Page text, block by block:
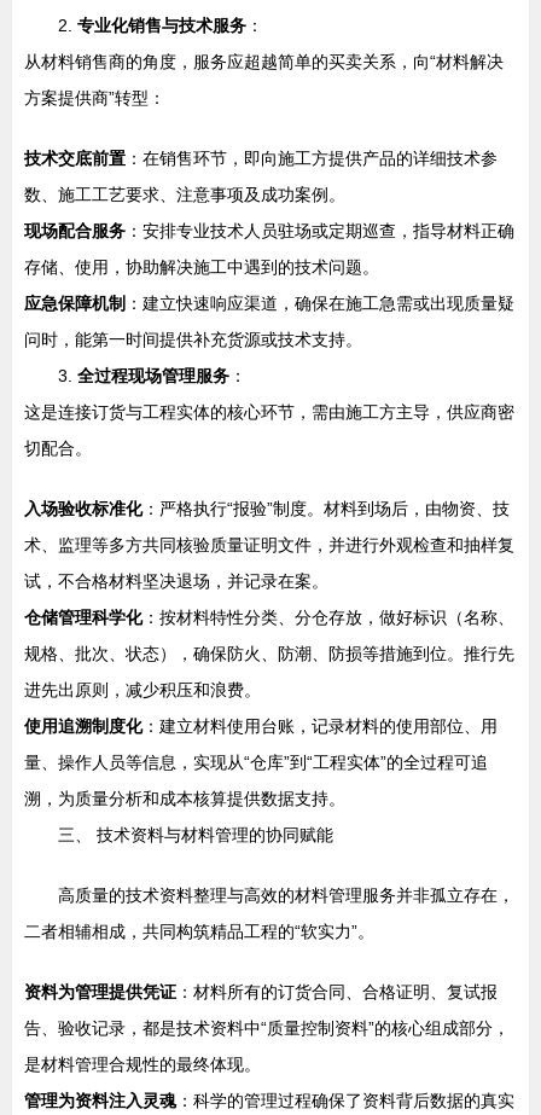
2. 专业化销售与技术服务 ：
从材料销售商的角度，服务应超越简单的买卖关系，向“材料解决
方案提供商”转型：
技术交底前置 ：在销售环节，即向施工方提供产品的详细技术参
数、施工工艺要求、注意事项及成功案例。
现场配合服务 ：安排专业技术人员驻场或定期巡查，指导材料正确
存储、使用，协助解决施工中遇到的技术问题。
应急保障机制 ：建立快速响应渠道，确保在施工急需或出现质量疑
问时，能第一时间提供补充货源或技术支持。
3. 全过程现场管理服务 ：
这是连接订货与工程实体的核心环节，需由施工方主导，供应商密
切配合。
入场验收标准化：严格执行“报验”制度。材料到场后，由物资、技
术、监理等多方共同核验质量证明文件，并进行外观检查和抽样复
试，不合格材料坚决退场，并记录在案。
仓储管理科学化：按材料特性分类、分仓存放，做好标识（名称、
规格、批次、状态），确保防火、防潮、防损等措施到位。推行先
进先出原则，减少积压和浪费。
使用追溯制度化：建立材料使用台账，记录材料的使用部位、用
量、操作人员等信息，实现从“仓库”到“工程实体”的全过程可追
溯，为质量分析和成本核算提供数据支持。
三、 技术资料与材料管理的协同赋能
高质量的技术资料整理与高效的材料管理服务并非孤立存在，
二者相辅相成，共同构筑精品工程的“软实力”。
资料为管理提供凭证 ：材料所有的订货合同、合格证明、复试报
告、验收记录，都是技术资料中“质量控制资料”的核心组成部分，
是材料管理合规性的最终体现。
管理为资料注入灵魂：科学的管理过程确保了资料背后数据的真实